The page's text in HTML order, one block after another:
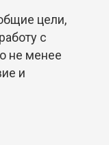
цели,
с
не менее
и